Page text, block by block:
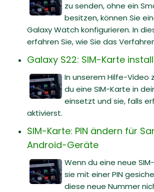
zu senden, ohne ein
besitzen, können Sie
Galaxy Watch konfigurieren. In
erfahren Sie, wie Sie das
Galaxy S22: SIM-Karte
In unserem Hilfe-Video
du eine SIM-Karte in
einsetzt und sie, falls
aktivierst.
SIM-Karte: PIN ändern für
Android-Geräte
Wenn du eine neue
sie mit einer PIN
diese neue Nummer